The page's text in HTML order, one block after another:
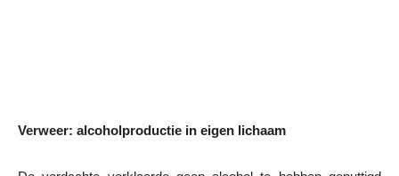
Verweer: alcoholproductie in eigen lichaam